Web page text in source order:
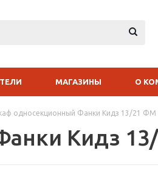
МАГАЗИНЫ О
односекционный Фанки Кидз 13/21 ФМ
Кидз